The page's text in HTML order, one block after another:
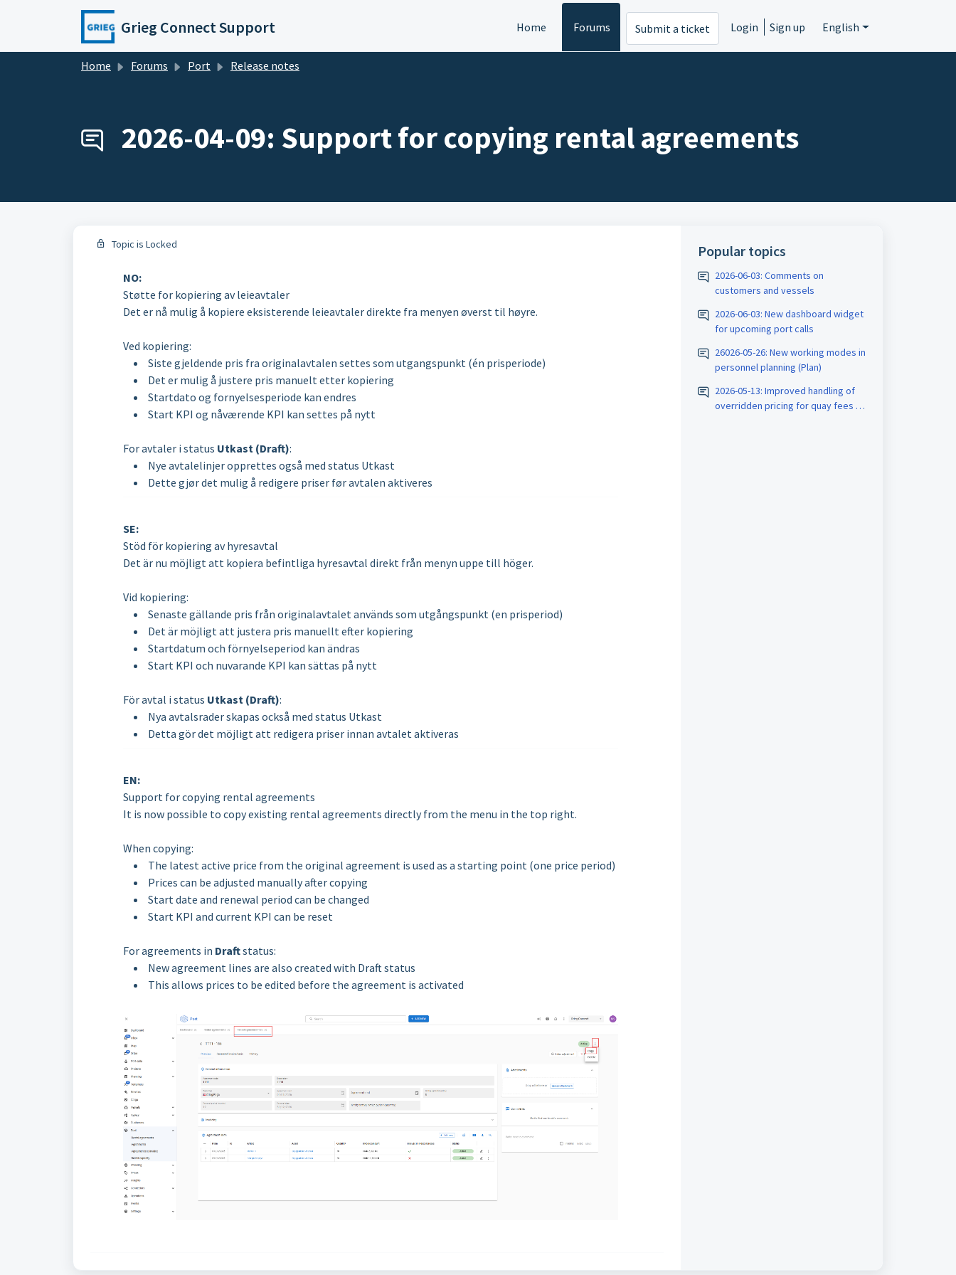
Skip to main content
Grieg Connect Support Home Forums Submit a ticket Login Sign up English
Home Forums Port Release notes
2026-04-09: Support for copying rental agreements
Topic is Locked
NO:
Støtte for kopiering av leieavtaler
Det er nå mulig å kopiere eksisterende leieavtaler direkte fra menyen øverst til høyre.
Ved kopiering:
Siste gjeldende pris fra originalavtalen settes som utgangspunkt (én prisperiode)
Det er mulig å justere pris manuelt etter kopiering
Startdato og fornyelsesperiode kan endres
Start KPI og nåværende KPI kan settes på nytt
For avtaler i status Utkast (Draft):
Nye avtalelinjer opprettes også med status Utkast
Dette gjør det mulig å redigere priser før avtalen aktiveres
SE:
Stöd för kopiering av hyresavtal
Det är nu möjligt att kopiera befintliga hyresavtal direkt från menyn uppe till höger.
Vid kopiering:
Senaste gällande pris från originalavtalet används som utgångspunkt (en prisperiod)
Det är möjligt att justera pris manuellt efter kopiering
Startdatum och förnyelseperiod kan ändras
Start KPI och nuvarande KPI kan sättas på nytt
För avtal i status Utkast (Draft):
Nya avtalsrader skapas också med status Utkast
Detta gör det möjligt att redigera priser innan avtalet aktiveras
EN:
Support for copying rental agreements
It is now possible to copy existing rental agreements directly from the menu in the top right.
When copying:
The latest active price from the original agreement is used as a starting point (one price period)
Prices can be adjusted manually after copying
Start date and renewal period can be changed
Start KPI and current KPI can be reset
For agreements in Draftstatus:
New agreement lines are also created with Draft status
This allows prices to be edited before the agreement is activated
Popular topics
2026-06-03: Comments on
customers and vessels
2026-06-03: New dashboard widget
for upcoming port calls
26026-05-26: New working modes in
personnel planning (Plan)
2026-05-13: Improved handling of
overridden pricing for quay fees in